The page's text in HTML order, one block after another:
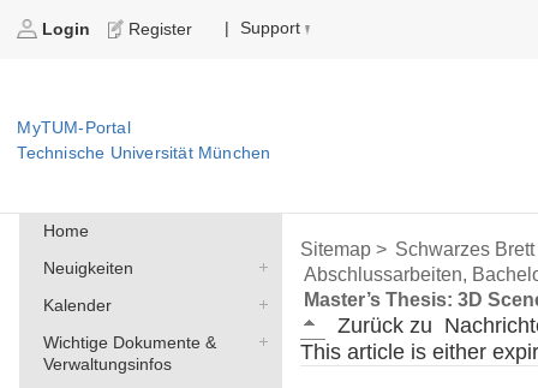
Login Register | Support
MyTUM-Portal
Technische Universität München
Home
Neuigkeiten
Kalender
Wichtige Dokumente &
Verwaltungsinfos
Sitemap > Schwarzes Brett
Abschlussarbeiten,
Master’s Thesis: 3D
Zurück zu
This article is either